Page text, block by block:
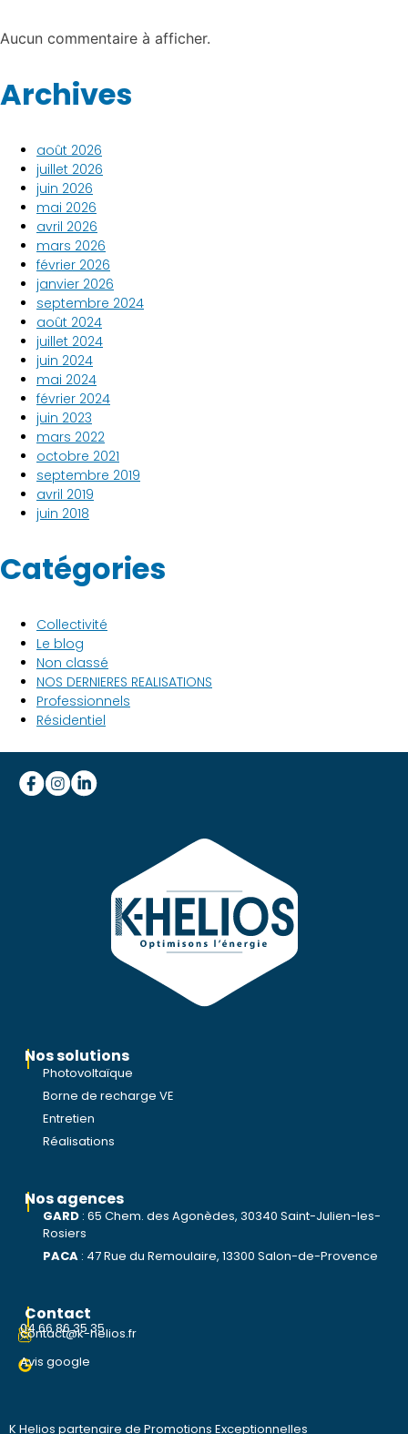
Aucun commentaire à afficher.
Archives
août 2026
juillet 2026
juin 2026
mai 2026
avril 2026
mars 2026
février 2026
janvier 2026
septembre 2024
août 2024
juillet 2024
juin 2024
mai 2024
février 2024
juin 2023
mars 2022
octobre 2021
septembre 2019
avril 2019
juin 2018
Catégories
Collectivité
Le blog
Non classé
NOS DERNIERES REALISATIONS
Professionnels
Résidentiel
Nos solutions
Photovoltaïque
Borne de recharge VE
Entretien
Réalisations
Nos agences
GARD : 65 Chem. des Agonèdes, 30340 Saint-Julien-les-
Rosiers
PACA : 47 Rue du Remoulaire, 13300 Salon-de-Provence
Contact
04 66 86 35 35
contact@k-helios.fr
Avis google
K Helios partenaire de Promotions Exceptionnelles